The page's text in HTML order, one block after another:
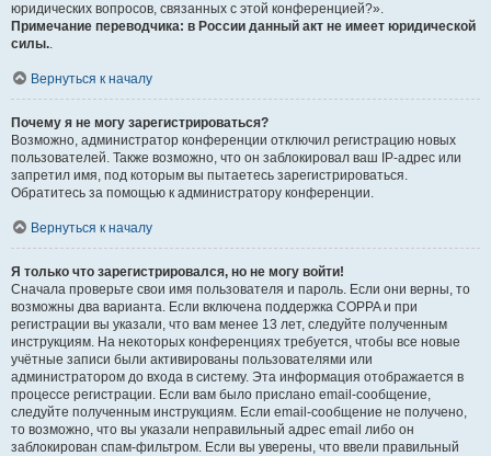
юридических вопросов, связанных с этой конференцией?».
Примечание переводчика: в России данный акт не имеет юридической
силы..
Вернуться к началу
Почему я не могу зарегистрироваться?
Возможно, администратор конференции отключил регистрацию новых
пользователей. Также возможно, что он заблокировал ваш IP-адрес или
запретил имя, под которым вы пытаетесь зарегистрироваться.
Обратитесь за помощью к администратору конференции.
Вернуться к началу
Я только что зарегистрировался, но не могу войти!
Сначала проверьте свои имя пользователя и пароль. Если они верны, то
возможны два варианта. Если включена поддержка COPPA и при
регистрации вы указали, что вам менее 13 лет, следуйте полученным
инструкциям. На некоторых конференциях требуется, чтобы все новые
учётные записи были активированы пользователями или
администратором до входа в систему. Эта информация отображается в
процессе регистрации. Если вам было прислано email-сообщение,
следуйте полученным инструкциям. Если email-сообщение не получено,
то возможно, что вы указали неправильный адрес email либо он
заблокирован спам-фильтром. Если вы уверены, что ввели правильный